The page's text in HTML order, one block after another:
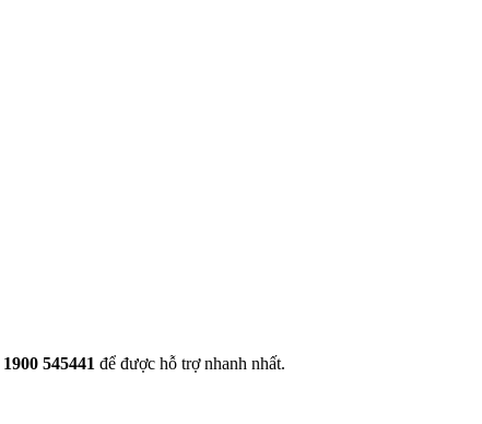
1900 545441 để được hỗ trợ nhanh nhất.